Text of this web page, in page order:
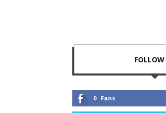
FOLLOW
0 Fans